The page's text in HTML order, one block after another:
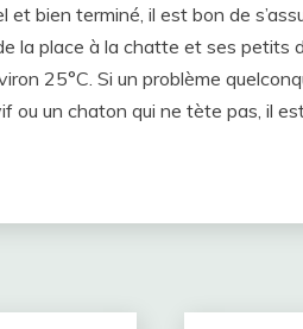
et bien terminé, il est bon de
la place à la chatte et ses petits
25°C. Si un problème
ou un chaton qui ne tète pas, il